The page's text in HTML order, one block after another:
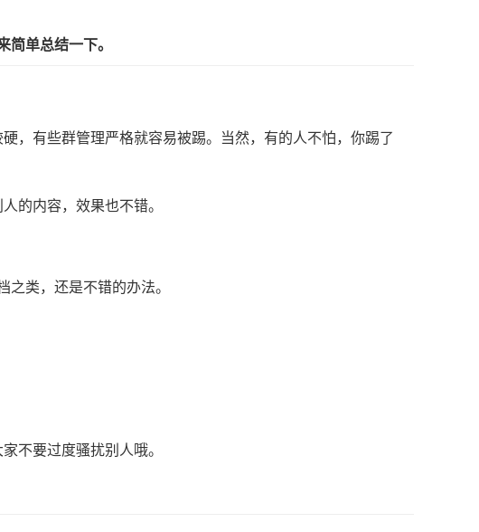
简单总结一下。
，有些群管理严格就容易被踢。当然，有的人不怕，你踢了
的内容，效果也不错。
类，还是不错的办法。
不要过度骚扰别人哦。